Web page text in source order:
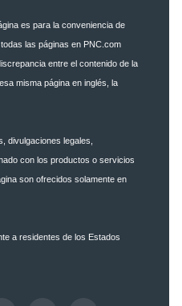
es para la conveniencia de
las páginas en PNC.com
entre el contenido de la
misma página en inglés, la
divulgaciones legales,
con los productos o servicios
son ofrecidos solamente en
a residentes de los Estados